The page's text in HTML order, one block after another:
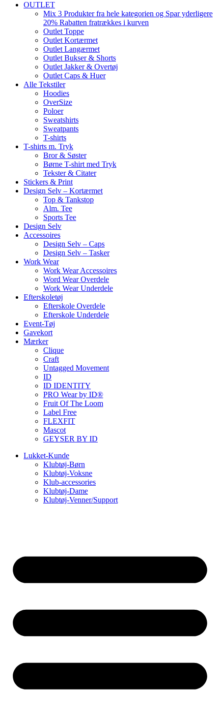
OUTLET
Mix 3 Produkter fra hele kategorien og Spar yderligere
20% Rabatten fratrækkes i kurven
Outlet Toppe
Outlet Kortærmet
Outlet Langærmet
Outlet Bukser & Shorts
Outlet Jakker & Overtøj
Outlet Caps & Huer
Alle Tekstiler
Hoodies
OverSize
Poloer
Sweatshirts
Sweatpants
T-shirts
T-shirts m. Tryk
Bror & Søster
Børne T-shirt med Tryk
Tekster & Citater
Stickers & Print
Design Selv – Kortærmet
Top & Tankstop
Alm. Tee
Sports Tee
Design Selv
Accessoires
Design Selv – Caps
Design Selv – Tasker
Work Wear
Work Wear Accessoires
Word Wear Overdele
Work Wear Underdele
Efterskoletøj
Efterskole Overdele
Efterskole Underdele
Event-Tøj
Gavekort
Mærker
Clique
Craft
Untagged Movement
ID
ID IDENTITY
PRO Wear by ID®
Fruit Of The Loom
Label Free
FLEXFIT
Mascot
GEYSER BY ID
Lukket-Kunde
Klubtøj-Børn
Klubtøj-Voksne
Klub-accessories
Klubtøj-Dame
Klubtøj-Venner/Support